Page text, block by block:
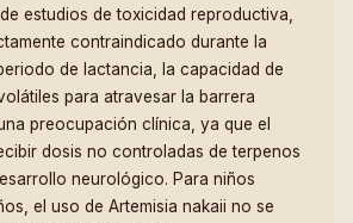
estudios de toxicidad reproductiva,
contraindicado durante la
de lactancia, la capacidad de
para atravesar la barrera
preocupación clínica, ya que el
dosis no controladas de terpenos
neurológico. Para niños
el uso de Artemisia nakaii no se